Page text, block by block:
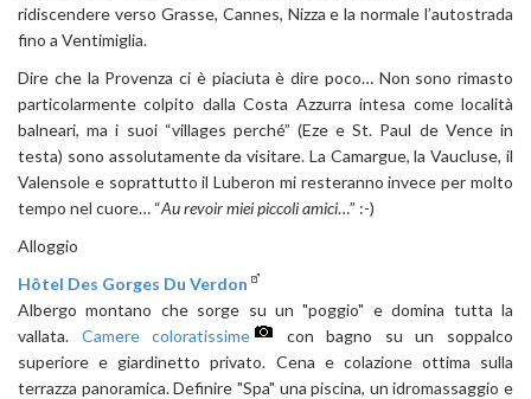
ridiscendere verso Grasse, Cannes, Nizza e la normale l’autostrada
fino a Ventimiglia.
Dire che la Provenza ci è piaciuta è dire poco… Non sono rimasto
particolarmente colpito dalla Costa Azzurra intesa come località
balneari, ma i suoi “villages perché” (Eze e St. Paul de Vence in
testa) sono assolutamente da visitare. La Camargue, la Vaucluse, il
Valensole e soprattutto il Luberon mi resteranno invece per molto
tempo nel cuore… “Au revoir miei piccoli amici…” :-)
Alloggio
Hôtel Des Gorges Du Verdon
Albergo montano che sorge su un "poggio" e domina tutta la
vallata. Camere coloratissime
con bagno su un soppalco
superiore e giardinetto privato. Cena e colazione ottima sulla
terrazza panoramica. Definire "Spa" una piscina, un idromassaggio e